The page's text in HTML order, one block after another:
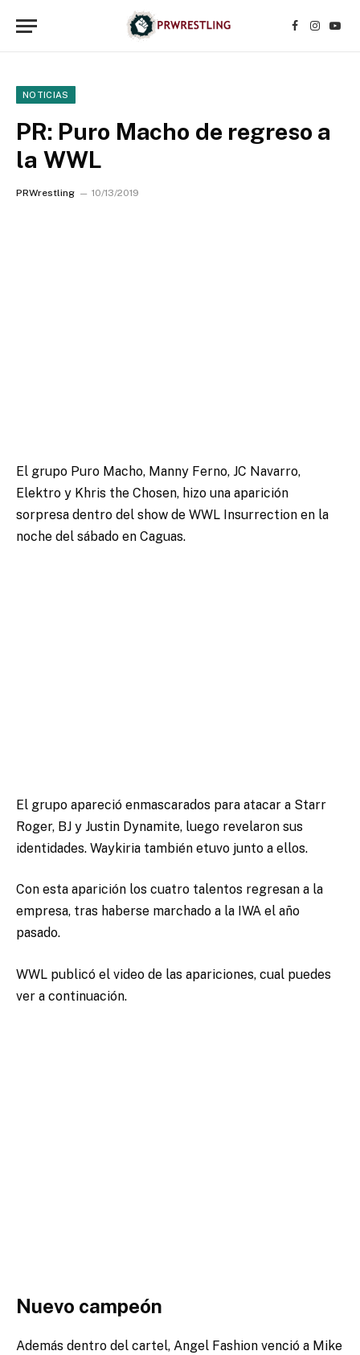
Facebook
NOTICIAS
PR: Puro Macho de regreso a
la WWL
PRWrestling 10/13/2019
El grupo Puro Macho, Manny Ferno, JC Navarro,
Elektro y Khris the Chosen, hizo una aparición
sorpresa dentro del show de WWL Insurrection en la
noche del sábado en Caguas.
El grupo apareció enmascarados para atacar a Starr
Roger, BJ y Justin Dynamite, luego revelaron sus
identidades. Waykiria también etuvo junto a ellos.
Con esta aparición los cuatro talentos regresan a la
empresa, tras haberse marchado a la IWA el año
pasado.
WWL publicó el video de las apariciones, cual puedes
ver a continuación.
Nuevo campeón
Además dentro del cartel, Angel Fashion venció a Mike